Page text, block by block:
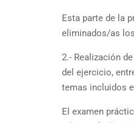
Esta parte de la
eliminados/as
2.- Realización
del ejercicio,
temas incluidos
El examen